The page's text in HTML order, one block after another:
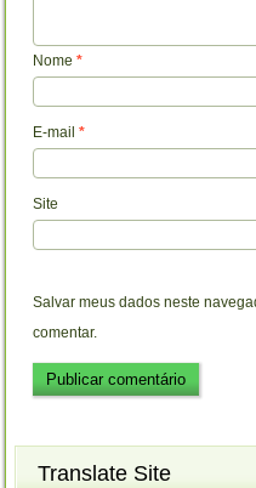
Nome*
E-mail*
Site
Salvar meus dados neste
comentar.
Translate Site